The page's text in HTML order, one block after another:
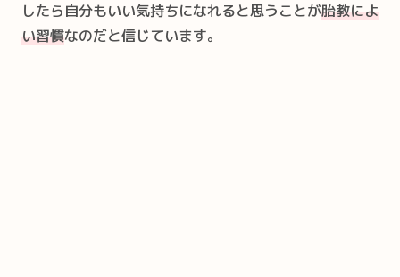
したら自分もいい気持ちになれると思うことが胎教によ
い習慣なのだと信じています。